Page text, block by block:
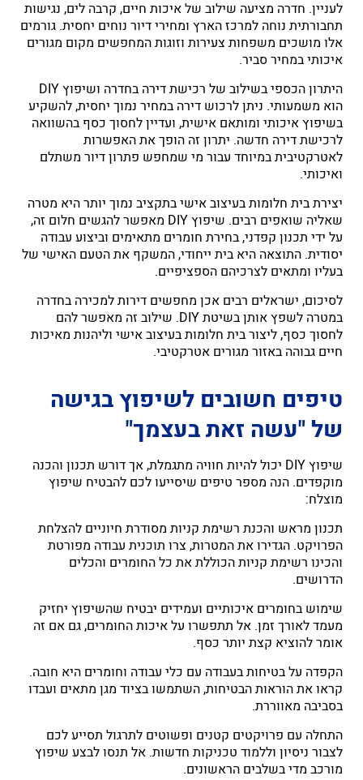
לעניין. חדרה מציעה שילוב של איכות חיים, קרבה לים, נגישות
תחבורתית נוחה למרכז הארץ ומחירי דיור נוחים יחסית. גורמים
אלו מושכים משפחות צעירות וזוגות המחפשים מקום מגורים
איכותי במחיר סביר.
היתרון הכספי בשילוב של רכישת דירה בחדרה ושיפוץ DIY
הוא משמעותי. ניתן לרכוש דירה במחיר נמוך יחסית, להשקיע
בשיפוץ איכותי ומותאם אישית, ועדיין לחסוך כסף בהשוואה
לרכישת דירה חדשה. יתרון זה הופך את האפשרות
לאטרקטיבית במיוחד עבור מי שמחפש פתרון דיור משתלם
ואיכותי.
יצירת בית חלומות בעיצוב אישי בתקציב נמוך יותר היא מטרה
שאליה שואפים רבים. שיפוץ DIY מאפשר להגשים חלום זה,
על ידי תכנון קפדני, בחירת חומרים מתאימים וביצוע עבודה
יסודית. התוצאה היא בית ייחודי, המשקף את הטעם האישי של
בעליו ומתאים לצרכיהם הספציפיים.
לסיכום, ישראלים רבים אכן מחפשים דירות למכירה בחדרה
במטרה לשפץ אותן בשיטת DIY. שילוב זה מאפשר להם
לחסוך כסף, ליצור בית חלומות בעיצוב אישי וליהנות מאיכות
חיים גבוהה באזור מגורים אטרקטיבי.
טיפים חשובים לשיפוץ בגישה
של "עשה זאת בעצמך"
שיפוץ DIY יכול להיות חוויה מתגמלת, אך דורש תכנון והכנה
מוקפדים. הנה מספר טיפים שיסייעו לכם להבטיח שיפוץ
מוצלח:
תכנון מראש והכנת רשימת קניות מסודרת חיוניים להצלחת
הפרויקט. הגדירו את המטרות, צרו תוכנית עבודה מפורטת
והכינו רשימת קניות הכוללת את כל החומרים והכלים
הדרושים.
שימוש בחומרים איכותיים ועמידים יבטיח שהשיפוץ יחזיק
מעמד לאורך זמן. אל תתפשרו על איכות החומרים, גם אם זה
אומר להוציא קצת יותר כסף.
הקפדה על בטיחות בעבודה עם כלי עבודה וחומרים היא חובה.
קראו את הוראות הבטיחות, השתמשו בציוד מגן מתאים ועבדו
בסביבה מאווררת.
התחלה עם פרויקטים קטנים ופשוטים לתרגול תסייע לכם
לצבור ניסיון וללמוד טכניקות חדשות. אל תנסו לבצע שיפוץ
מורכב מדי בשלבים הראשונים.